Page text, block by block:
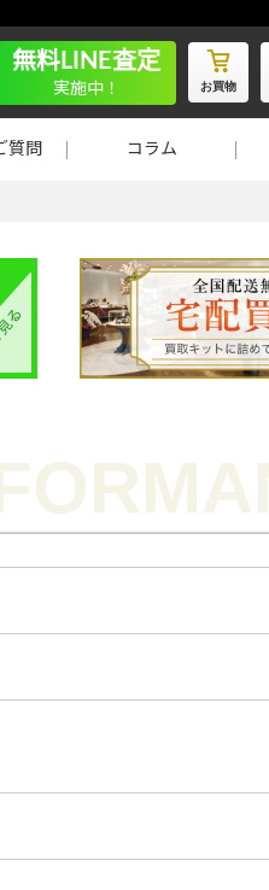
無料LINE査定
実施中！ お買物
質問 コラム